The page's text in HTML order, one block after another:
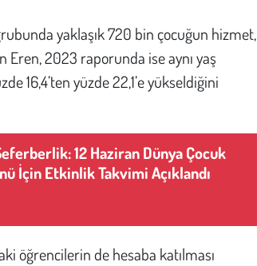
yaklaşık 720 bin çocuğun hizmet,
Eren, 2023 raporunda ise aynı yaş
16,4’ten yüzde 22,1’e yükseldiğini
12 Haziran Dünya Çocuk
İçin Etkinlik Takvimi Açıklandı
öğrencilerin de hesaba katılması